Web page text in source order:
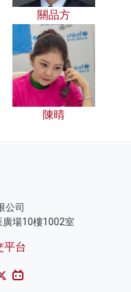
關品方
陳晴
公司
廣場10樓1002室
平台